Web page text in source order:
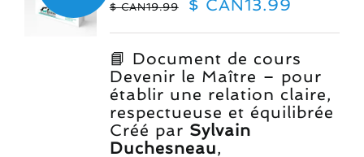
$ CAN19.99
Le
initial
était :
$
CAN19.99.
$ CAN13.99
actuel
est :
$
📘 Document de cours
Devenir le Maître – pour
établir une relation claire,
respectueuse et équilibrée
Créé par Sylvain
Duchesneau,